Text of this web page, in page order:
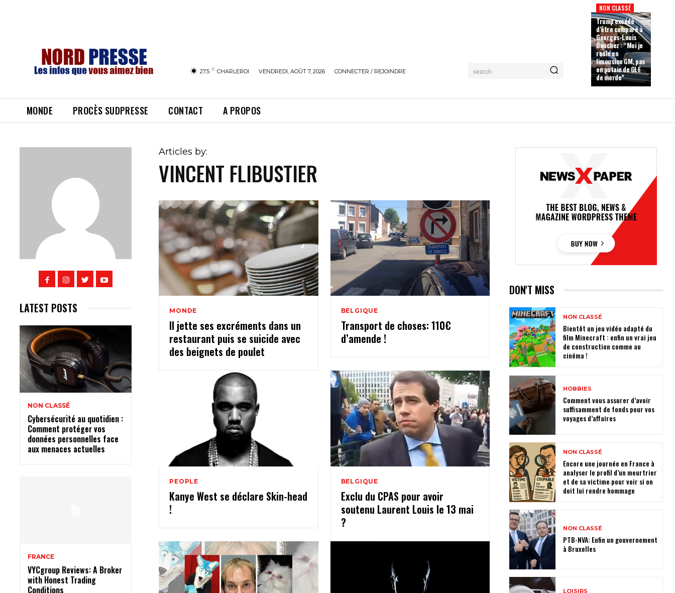
27.5 C CHARLEROI VENDREDI, AOÛT 7, 2026 CONNECTER / REJOINDRE search
NON CLASSÉ
Trump excédé
d’être comparé à
Georges-Louis
Bouchez : “Moi je
roule en
limousine GM, pas
en putain de GLE
de merde”
MONDE PROCÈS SUDPRESSE CONTACT A PROPOS
LATEST POSTS
NON CLASSÉ
Cybersécurité au quotidien :
Comment protéger vos
données personnelles face
aux menaces actuelles
FRANCE
VYCgroup Reviews: A Broker
with Honest Trading
Conditions
Articles by:
VINCENT FLIBUSTIER
MONDE
Il jette ses excréments dans un
restaurant puis se suicide avec
des beignets de poulet
BELGIQUE
Transport de choses: 110€
d’amende !
PEOPLE
Kanye West se déclare Skin-head
!
BELGIQUE
Exclu du CPAS pour avoir
soutenu Laurent Louis le 13 mai
?
DON'T MISS
NON CLASSÉ
Bientôt un jeu vidéo adapté du
film Minecraft : enfin un vrai jeu
de construction comme au
cinéma !
HOBBIES
Comment vous assurer d’avoir
suffisamment de fonds pour vos
voyages d’affaires
NON CLASSÉ
Encore une journée en France à
analyser le profil d’un meurtrier
et de sa victime pour voir si on
doit lui rendre hommage
NON CLASSÉ
PTB-NVA: Enfin un gouvernement
à Bruxelles
LOISIRS